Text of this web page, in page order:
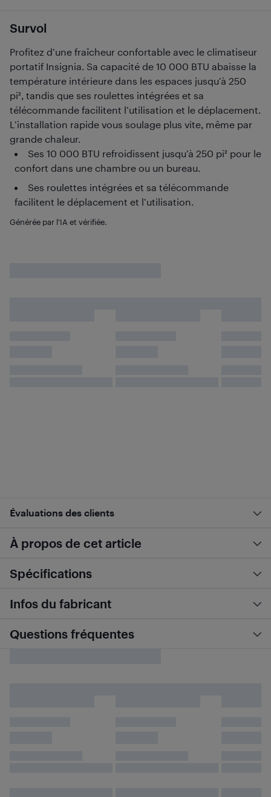
Survol
Profitez d’une fraîcheur confortable avec le climatiseur
portatif Insignia. Sa capacité de 10 000 BTU abaisse la
température intérieure dans les espaces jusqu’à 250
pi², tandis que ses roulettes intégrées et sa
télécommande facilitent l’utilisation et le déplacement.
L’installation rapide vous soulage plus vite, même par
grande chaleur.
Ses 10 000 BTU refroidissent jusqu’à 250 pi² pour le
confort dans une chambre ou un bureau.
Ses roulettes intégrées et sa télécommande
facilitent le déplacement et l’utilisation.
Générée par l’IA et vérifiée.
Évaluations des clients
À propos de cet article
Spécifications
Infos du fabricant
Questions fréquentes